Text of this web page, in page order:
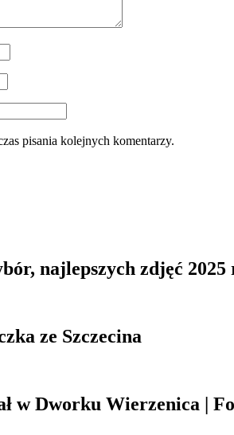
pisania kolejnych komentarzy.
najlepszych zdjęć
ze Szczecina
w Dworku Wierzenica |